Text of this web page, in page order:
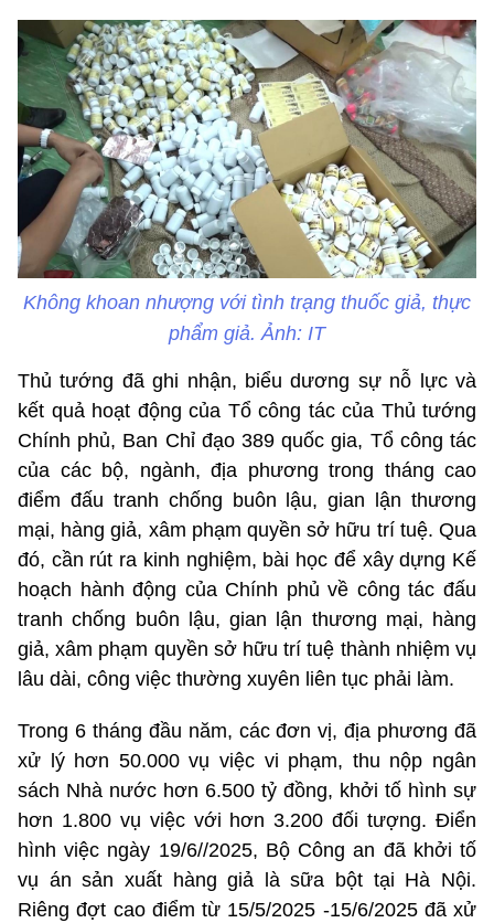
Không khoan nhượng với tình trạng thuốc giả, thực
phẩm giả. Ảnh: IT
Thủ tướng đã ghi nhận, biểu dương sự nỗ lực và
kết quả hoạt động của Tổ công tác của Thủ tướng
Chính phủ, Ban Chỉ đạo 389 quốc gia, Tổ công tác
của các bộ, ngành, địa phương trong tháng cao
điểm đấu tranh chống buôn lậu, gian lận thương
mại, hàng giả, xâm phạm quyền sở hữu trí tuệ. Qua
đó, cần rút ra kinh nghiệm, bài học để xây dựng Kế
hoạch hành động của Chính phủ về công tác đấu
tranh chống buôn lậu, gian lận thương mại, hàng
giả, xâm phạm quyền sở hữu trí tuệ thành nhiệm vụ
lâu dài, công việc thường xuyên liên tục phải làm.
Trong 6 tháng đầu năm, các đơn vị, địa phương đã
xử lý hơn 50.000 vụ việc vi phạm, thu nộp ngân
sách Nhà nước hơn 6.500 tỷ đồng, khởi tố hình sự
hơn 1.800 vụ việc với hơn 3.200 đối tượng. Điển
hình việc ngày 19/6//2025, Bộ Công an đã khởi tố
vụ án sản xuất hàng giả là sữa bột tại Hà Nội.
Riêng đợt cao điểm từ 15/5/2025 -15/6/2025 đã xử